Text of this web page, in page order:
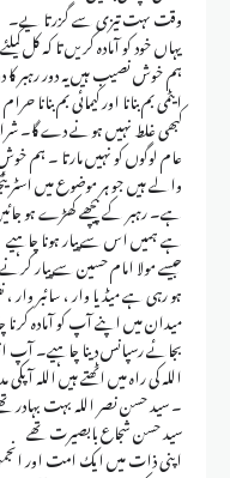
وقت ںہت تیزی سے گزرتا یے۔
یہاں خود کو آمادہ کریں تا کہ کل
ہم خوش نصیب ہیں یہ دور رہبر
ایٹمی بم بنانا اور کیمائی بم
کبھی غلط نہیں ہونے دے گا۔
عام لوگوں کو نہیں مارتا ۔ ہم
والے ہیں جو ہر موضوع میں
ہے۔ رہبر کے پیچھے کھڑے ہو
ہے ہمیں اس سے پیار ہونا چاہیے
جیسے مولا امام حسین سے پیار
ہو رہی ہے میڈیا وار ، سائبر وار
میدان میں اپنے آپ کو آمادہ
بجائے رسپانس دینا چاہیے۔
اللہ کی راہ میں اٹھتے ہیں اللہ
۔ سید حسن نصر اللہ بہت بہادر
سید حسن شجاع بابصیرت تھے
اپنی ذات میں ایک امت اور انجمن